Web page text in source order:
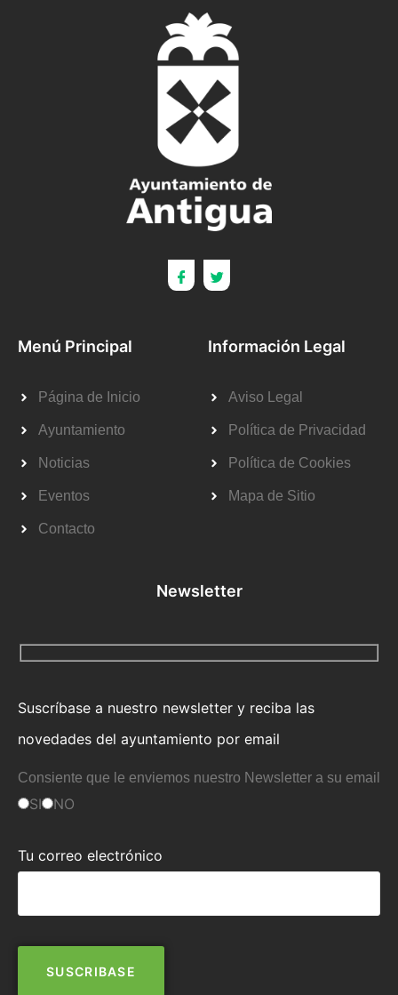
Menú Principal
Página de Inicio
Ayuntamiento
Noticias
Eventos
Contacto
Información Legal
Aviso Legal
Política de Privacidad
Política de Cookies
Mapa de Sitio
Newsletter
Suscríbase a nuestro newsletter y reciba las
novedades del ayuntamiento por email
Consiente que le enviemos nuestro Newsletter a su email
SI NO
Tu correo electrónico